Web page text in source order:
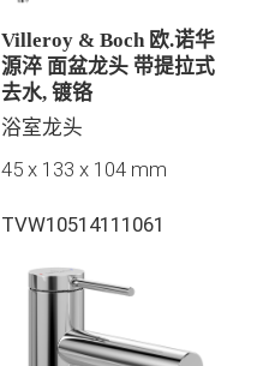
Villeroy & Boch 欧.诺华
源淬 面盆龙头 带提拉式
去水, 镀铬
浴室龙头
45 x 133 x 104 mm
TVW10514111061